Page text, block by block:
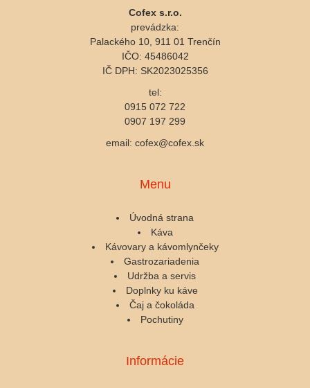
Cofex s.r.o.
prevádzka:
Palackého 10, 911 01 Trenčín
IČO: 45486042
IČ DPH: SK2023025356
tel:
0915 072 722
0907 197 299
email: cofex@cofex.sk
Menu
Úvodná strana
Káva
Kávovary a kávomlynčeky
Gastrozariadenia
Udržba a servis
Doplnky ku káve
Čaj a čokoláda
Pochutiny
Informácie